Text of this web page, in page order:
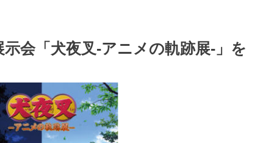
会「犬夜叉-アニメの軌跡展-」を